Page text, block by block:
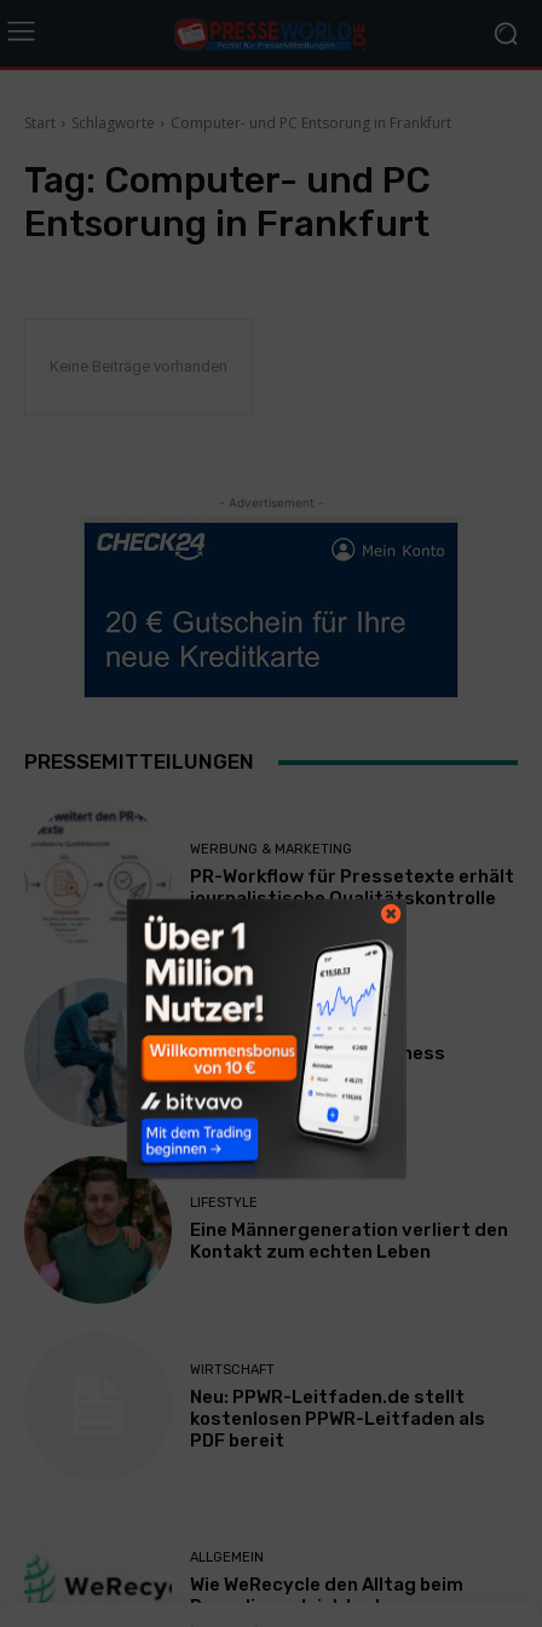
Start Schlagworte Computer- und PC Entsorung in Frankfurt
Tag: Computer- und PC
Entsorung in Frankfurt
Keine Beiträge vorhanden
- Advertisement -
PRESSEMITTEILUNGEN
WERBUNG & MARKETING
PR-Workflow für Pressetexte erhält
journalistische Qualitätskontrolle
LIFESTYLE
Mateo Diem: Male Loneliness
Epidemic
LIFESTYLE
Eine Männergeneration verliert den
Kontakt zum echten Leben
WIRTSCHAFT
Neu: PPWR-Leitfaden.de stellt
kostenlosen PPWR-Leitfaden als
PDF bereit
ALLGEMEIN
Wie WeRecycle den Alltag beim
Recycling erleichtert